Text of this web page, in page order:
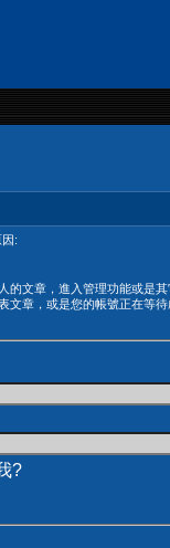
:
文章，進入管理功能或是
章，或是您的帳號正在等待
?